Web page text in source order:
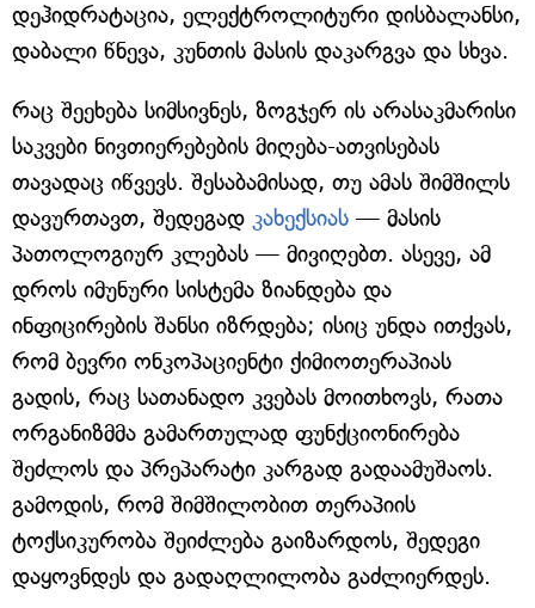
დეჰიდრატაცია, ელექტროლიტური დისბალანსი,
დაბალი წნევა, კუნთის მასის დაკარგვა და სხვა.
რაც შეეხება სიმსივნეს, ზოგჯერ ის არასაკმარისი
საკვები ნივთიერებების მიღება-ათვისებას
თავადაც იწვევს. შესაბამისად, თუ ამას შიმშილს
დავურთავთ, შედეგად კახექსიას — მასის
პათოლოგიურ კლებას — მივიღებთ. ასევე, ამ
დროს იმუნური სისტემა ზიანდება და
ინფიცირების შანსი იზრდება; ისიც უნდა ითქვას,
რომ ბევრი ონკოპაციენტი ქიმიოთერაპიას
გადის, რაც სათანადო კვებას მოითხოვს, რათა
ორგანიზმმა გამართულად ფუნქციონირება
შეძლოს და პრეპარატი კარგად გადაამუშაოს.
გამოდის, რომ შიმშილობით თერაპიის
ტოქსიკურობა შეიძლება გაიზარდოს, შედეგი
დაყოვნდეს და გადაღლილობა გაძლიერდეს.